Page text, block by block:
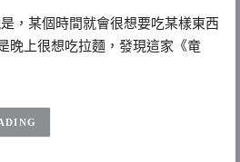
，某個時間就會很想要吃某樣東西
晚上很想吃拉麵，發現這家《竜